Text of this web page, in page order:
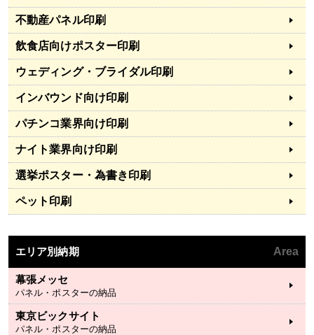
不動産パネル印刷
飲食店向けポスター印刷
ウェディング・ブライダル印刷
インバウンド向け印刷
パチンコ業界向け印刷
ナイト業界向け印刷
選挙ポスター・為書き印刷
ペット印刷
エリア別納期 Area
幕張メッセ
パネル・ポスターの納品
東京ビックサイト
パネル・ポスターの納品